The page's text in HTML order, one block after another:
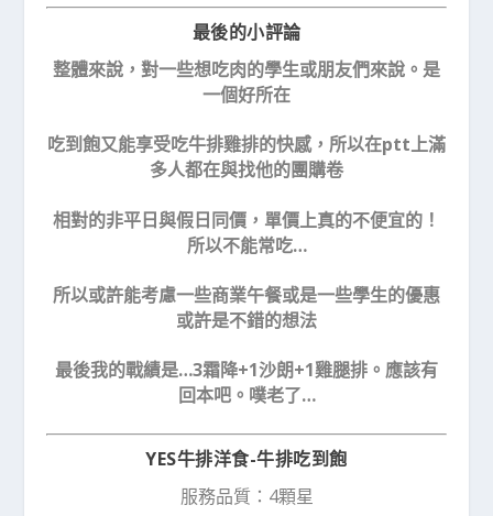
最後的小評論
整體來說，對一些想吃肉的學生或朋友們來說。是
一個好所在
吃到飽又能享受吃牛排雞排的快感，所以在ptt上滿
多人都在與找他的團購卷
相對的非平日與假日同價，單價上真的不便宜的！
所以不能常吃…
所以或許能考慮一些商業午餐或是一些學生的優惠
或許是不錯的想法
最後我的戰績是…3霜降+1沙朗+1雞腿排。應該有
回本吧。噗老了…
YES牛排洋食-牛排吃到飽
服務品質：4顆星